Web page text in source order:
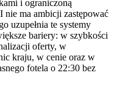
i ograniczoną
nie ma ambicji zastępować
uzupełnia te systemy
bariery: w szybkości
oferty, w
kraju, w cenie oraz w
fotela o 22:30 bez